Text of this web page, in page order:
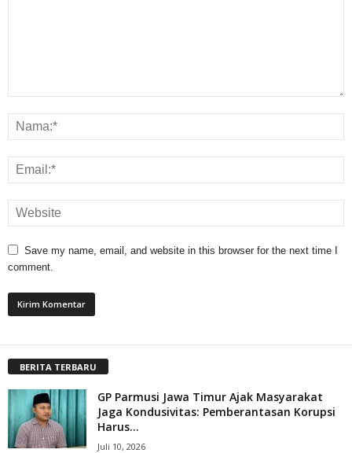
Save my name, email, and website in this browser for the next time I
comment.
BERITA TERBARU
GP Parmusi Jawa Timur Ajak Masyarakat
Jaga Kondusivitas: Pemberantasan Korupsi
Harus...
Juli 10, 2026